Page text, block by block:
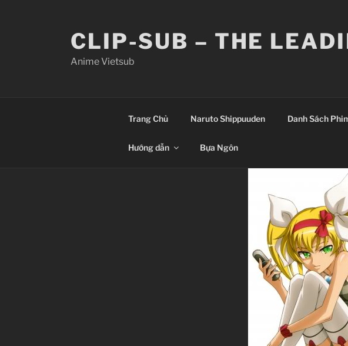
CLIP-SUB – THE
Anime Vietsub
Trang Chủ Naruto Shippuuden Danh Sách
Hướng dẫn Bựa Ngôn